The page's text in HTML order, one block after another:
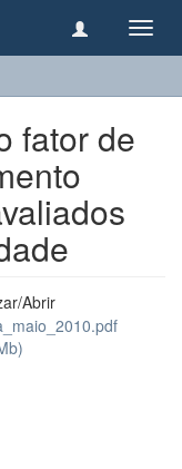
fator de
Abrir